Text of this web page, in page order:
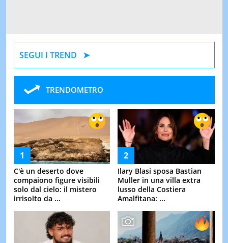
SEGUI I TREND
TRENDOMETRO
C'è un deserto dove
compaiono figure visibili
solo dal cielo: il mistero
irrisolto da ...
Ilary Blasi sposa Bastian
Muller in una villa extra
lusso della Costiera
Amalfitana: ...